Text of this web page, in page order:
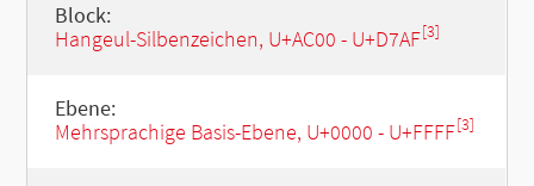
Block:
Hangeul-Silbenzeichen, U+AC00 - U+D7AF[3]
Ebene:
Mehrsprachige Basis-Ebene, U+0000 - U+FFFF[3]